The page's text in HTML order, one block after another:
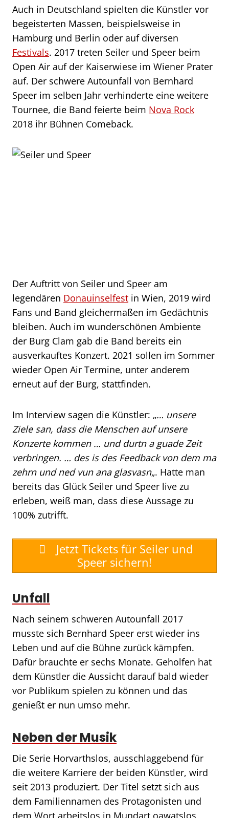
Auch in Deutschland spielten die Künstler vor
begeisterten Massen, beispielsweise in
Hamburg und Berlin oder auf diversen
Festivals. 2017 treten Seiler und Speer beim
Open Air auf der Kaiserwiese im Wiener Prater
auf. Der schwere Autounfall von Bernhard
Speer im selben Jahr verhinderte eine weitere
Tournee, die Band feierte beim Nova Rock
2018 ihr Bühnen Comeback.
Der Auftritt von Seiler und Speer am
legendären Donauinselfest in Wien, 2019 wird
Fans und Band gleichermaßen im Gedächtnis
bleiben. Auch im wunderschönen Ambiente
der Burg Clam gab die Band bereits ein
ausverkauftes Konzert. 2021 sollen im Sommer
wieder Open Air Termine, unter anderem
erneut auf der Burg, stattfinden.
Im Interview sagen die Künstler: „… unsere
Ziele san, dass die Menschen auf unsere
Konzerte kommen … und durtn a guade Zeit
verbringen. … des is des Feedback von dem ma
zehrn und ned vun ana glasvasn„. Hatte man
bereits das Glück Seiler und Speer live zu
erleben, weiß man, dass diese Aussage zu
100% zutrifft.
Jetzt Tickets für Seiler und
Speer sichern!
Unfall
Nach seinem schweren Autounfall 2017
musste sich Bernhard Speer erst wieder ins
Leben und auf die Bühne zurück kämpfen.
Dafür brauchte er sechs Monate. Geholfen hat
dem Künstler die Aussicht darauf bald wieder
vor Publikum spielen zu können und das
genießt er nun umso mehr.
Neben der Musik
Die Serie Horvarthslos, ausschlaggebend für
die weitere Karriere der beiden Künstler, wird
seit 2013 produziert. Der Titel setzt sich aus
dem Familiennamen des Protagonisten und
dem Wort arbeitslos in Mundart oawatslos